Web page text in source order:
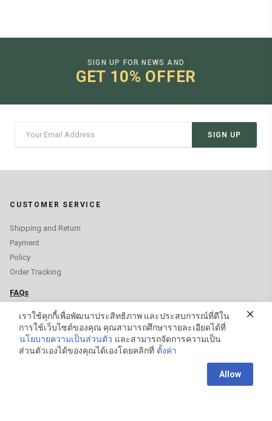
SIGN UP FOR NEWS AND
GET 10% OFFER
SIGN UP
CUSTOMER SERVICE
Shipping and Return
Payment
Policy
Order Tracking
FAQs
HEADQUARTER
YMF INTERNATIONAL THAI CO., LTD.
เราใช้คุกกี้เพื่อพัฒนาประสิทธิภาพ และประสบการณ์ที่ดีใน
การใช้เว็บไซต์ของคุณ คุณสามารถศึกษารายละเอียดได้ที่
นโยบายความเป็นส่วนตัว และสามารถจัดการความเป็น
ส่วนตัวเองได้ของคุณได้เองโดยคลิกที่ ตั้งค่า
Allow
Open